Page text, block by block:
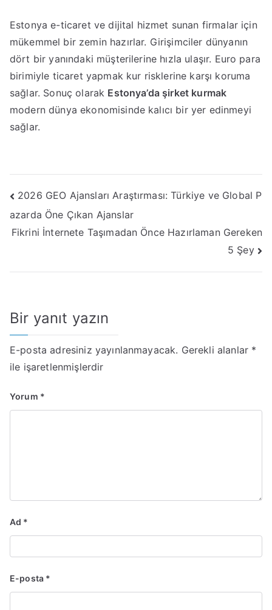
Estonya e-ticaret ve dijital hizmet sunan firmalar için
mükemmel bir zemin hazırlar. Girişimciler dünyanın
dört bir yanındaki müşterilerine hızla ulaşır. Euro para
birimiyle ticaret yapmak kur risklerine karşı koruma
sağlar. Sonuç olarak Estonya’da şirket kurmak
modern dünya ekonomisinde kalıcı bir yer edinmeyi
sağlar.
Yazı
gezinmesi
2026 GEO Ajansları Araştırması: Türkiye ve Global P
azarda Öne Çıkan Ajanslar
Fikrini İnternete Taşımadan Önce Hazırlaman Gereken
5 Şey
Bir yanıt yazın
E-posta adresiniz yayınlanmayacak. Gerekli alanlar *
ile işaretlenmişlerdir
Yorum *
Ad *
E-posta *